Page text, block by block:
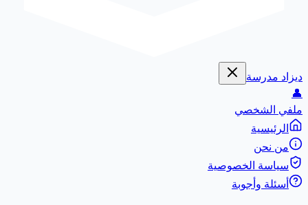
ديزاد مدرسة
👤
ملفي الشخصي
الرئيسية
من نحن
سياسة الخصوصية
أسئلة وأجوبة